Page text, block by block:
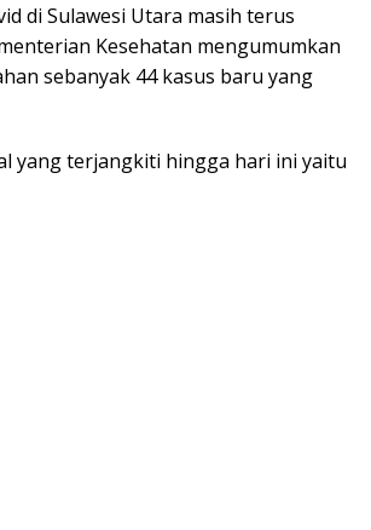
di Sulawesi Utara masih terus
Kesehatan mengumumkan
sebanyak 44 kasus baru yang
yang terjangkiti hingga hari ini yaitu